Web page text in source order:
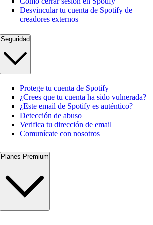
Desvincular tu cuenta de Spotify de
creadores externos
Seguridad
Protege tu cuenta de Spotify
¿Crees que tu cuenta ha sido vulnerada?
¿Este email de Spotify es auténtico?
Detección de abuso
Verifica tu dirección de email
Comunícate con nosotros
Planes Premium